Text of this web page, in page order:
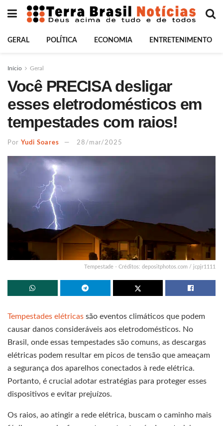
GERAL POLÍTICA ECONOMIA ENTRETENIMENTO
Início Geral
Você PRECISA desligar
esses eletrodomésticos em
tempestades com raios!
Por Yudi Soares 28/mar/2025
Tempestade - Créditos: depositphotos.com / jcpjr1111
Tempestades elétricas são eventos climáticos que podem
causar danos consideráveis aos eletrodomésticos. No
Brasil, onde essas tempestades são comuns, as descargas
elétricas podem resultar em picos de tensão que ameaçam
a segurança dos aparelhos conectados à rede elétrica.
Portanto, é crucial adotar estratégias para proteger esses
dispositivos e evitar prejuízos.
Os raios, ao atingir a rede elétrica, buscam o caminho mais